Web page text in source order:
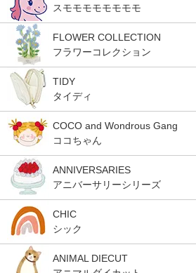
スモモモモモモモモ
FLOWER COLLECTION
フラワーコレクション
TIDY
タイディ
COCO and Wondrous Gang
ココちゃん
ANNIVERSARIES
アニバーサリーシリーズ
CHIC
シック
ANIMAL DIECUT